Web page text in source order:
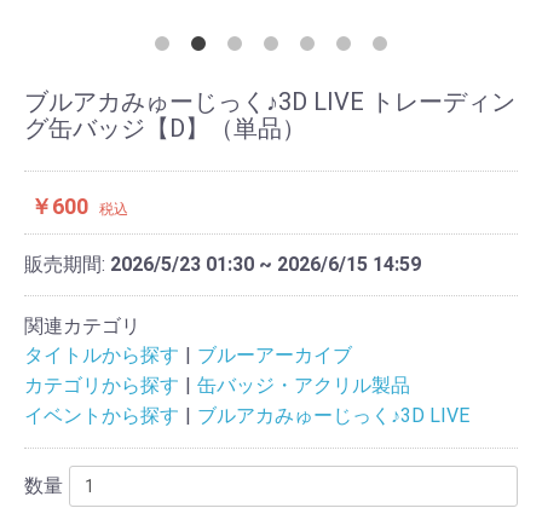
ブルアカみゅーじっく♪3D LIVE トレーディン
グ缶バッジ【D】（単品）
￥600 税込
販売期間: 2026/5/23 01:30 ~ 2026/6/15 14:59
関連カテゴリ
タイトルから探す
ブルーアーカイブ
カテゴリから探す
缶バッジ・アクリル製品
イベントから探す
ブルアカみゅーじっく♪3D LIVE
数量